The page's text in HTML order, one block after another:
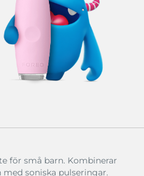
för små barn. Kombinerar
soniska pulseringar.